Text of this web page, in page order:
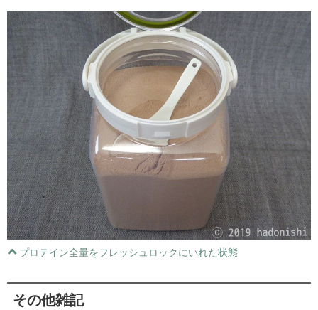
プロテイン全量をフレッシュロックにいれた状態
その他雑記